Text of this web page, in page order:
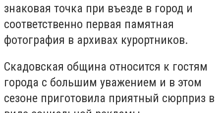
знаковая точка при въезде в город и
соответственно первая памятная
фотография в архивах курортников.
Скадовская община относится к гостям
города с большим уважением и в этом
сезоне приготовила приятный сюрприз в